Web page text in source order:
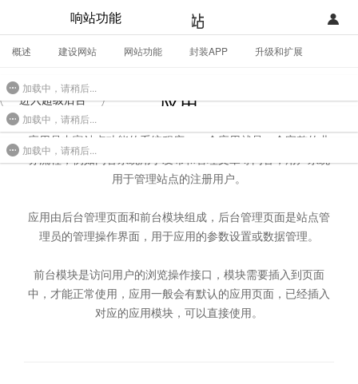
登录
注册
联系销售部门
开始免费使用
首页
开发类型
功能
价格
案例
社区
响站功能
概述 建设网站 网站功能 封装APP 升级和扩展
全部应用
进入超级后台 应用
应用是丰富站点功能的系统程序，一个应用就是一个完整的业
务流程，例如内容系统用于发布和管理文章等内容，用户系统
用于管理站点的注册用户。
应用由后台管理页面和前台模块组成，后台管理页面是站点管
理员的管理操作界面，用于应用的参数设置或数据管理。
前台模块是访问用户的浏览操作接口，模块需要插入到页面
中，才能正常使用，应用一般会有默认的应用页面，已经插入
对应的应用模块，可以直接使用。
加载中，请稍后...
加载中，请稍后...
加载中，请稍后...